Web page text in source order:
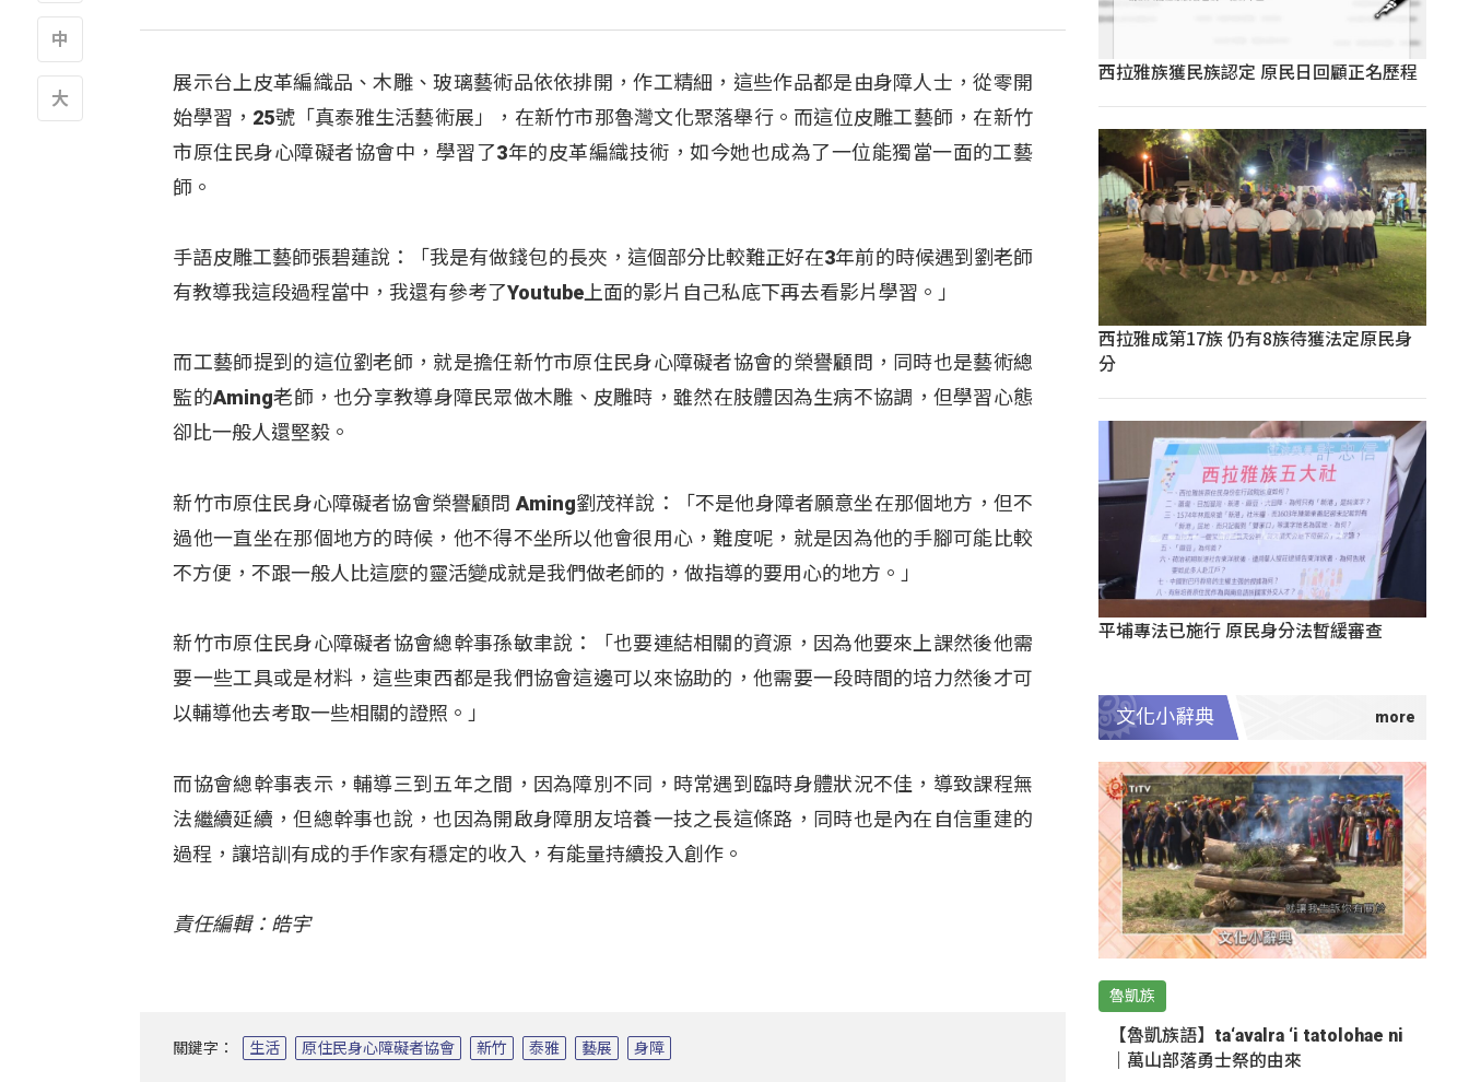
展示台上皮革編織品、木雕、玻璃藝術品依依排開，作工精細，這些作品都是由身障人士，從零開
始學習，25號「真泰雅生活藝術展」，在新竹市那魯灣文化聚落舉行。而這位皮雕工藝師，在新竹
市原住民身心障礙者協會中，學習了3年的皮革編織技術，如今她也成為了一位能獨當一面的工藝
師。
手語皮雕工藝師張碧蓮說：「我是有做錢包的長夾，這個部分比較難正好在3年前的時候遇到劉老師
有教導我這段過程當中，我還有參考了Youtube上面的影片自己私底下再去看影片學習。」
而工藝師提到的這位劉老師，就是擔任新竹市原住民身心障礙者協會的榮譽顧問，同時也是藝術總
監的Aming老師，也分享教導身障民眾做木雕、皮雕時，雖然在肢體因為生病不協調，但學習心態
卻比一般人還堅毅。
新竹市原住民身心障礙者協會榮譽顧問 Aming劉茂祥說：「不是他身障者願意坐在那個地方，但不
過他一直坐在那個地方的時候，他不得不坐所以他會很用心，難度呢，就是因為他的手腳可能比較
不方便，不跟一般人比這麼的靈活變成就是我們做老師的，做指導的要用心的地方。」
新竹市原住民身心障礙者協會總幹事孫敏聿說：「也要連結相關的資源，因為他要來上課然後他需
要一些工具或是材料，這些東西都是我們協會這邊可以來協助的，他需要一段時間的培力然後才可
以輔導他去考取一些相關的證照。」
而協會總幹事表示，輔導三到五年之間，因為障別不同，時常遇到臨時身體狀況不佳，導致課程無
法繼續延續，但總幹事也說，也因為開啟身障朋友培養一技之長這條路，同時也是內在自信重建的
過程，讓培訓有成的手作家有穩定的收入，有能量持續投入創作。
責任編輯：皓宇
關鍵字： 生活 原住民身心障礙者協會 新竹 泰雅 藝展 身障
西拉雅族獲民族認定 原民日回顧正名歷程
西拉雅成第17族 仍有8族待獲法定原民身
分
平埔專法已施行 原民身分法暫緩審查
文化小辭典
魯凱族
【魯凱族語】ta‘avalra ‘i tatolohae ni
｜萬山部落勇士祭的由來